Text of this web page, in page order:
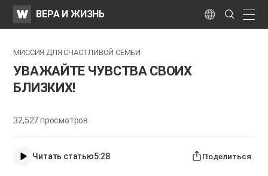
WATVВЕРА И ЖИЗНЬ Language
Search
Submit
​МИССИЯ ДЛЯ СЧАСТЛИВОЙ СЕМЬИ
УВАЖАЙТЕ ЧУВСТВА СВОИХ
БЛИЗКИХ!
32,527просмотров
Читать статью5:28 Поделиться